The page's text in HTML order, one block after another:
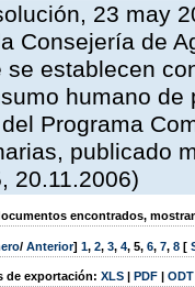
23 may
Consejería de
se establecen
humano de
Programa
publicado
20.11.2006)
encontrados,
/ Anterior] 1, 2, 3, 4, 5, 6, 7, 8 [
de exportación: XLS | PDF | ODT